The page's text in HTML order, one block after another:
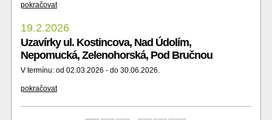
pokračovat
19.2.2026
Uzavírky ul. Kostincova, Nad Údolím,
Nepomucká, Zelenohorská, Pod Bručnou
V termínu: od 02.03.2026 - do 30.06.2026.
pokračovat